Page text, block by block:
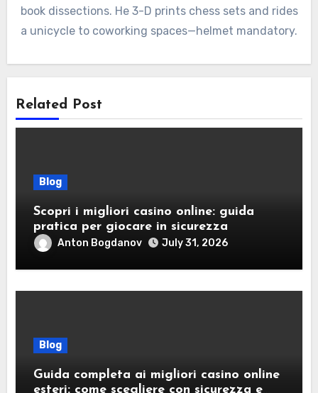
book dissections. He 3-D prints chess sets and rides
a unicycle to coworking spaces—helmet mandatory.
Related Post
Blog
Scopri i migliori casino online: guida
pratica per giocare in sicurezza
Anton Bogdanov July 31, 2026
Blog
Guida completa ai migliori casino online
esteri: come scegliere con sicurezza e